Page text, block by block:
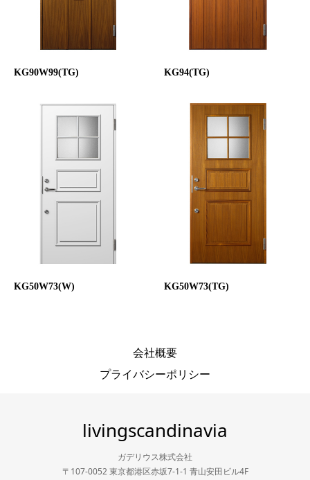
KG90W99(TG) KG94(TG)
KG50W73(W) KG50W73(TG)
会社概要
プライバシーポリシー
livingscandinavia
ガデリウス株式会社
〒107-0052 東京都港区赤坂7-1-1 青山安田ビル4F